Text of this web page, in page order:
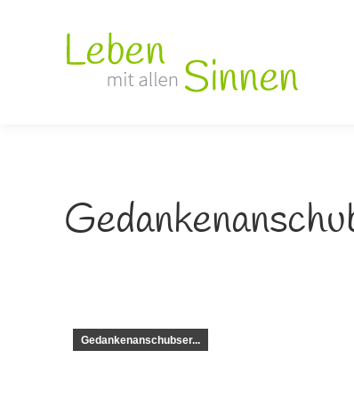
Gedankenanschubser...